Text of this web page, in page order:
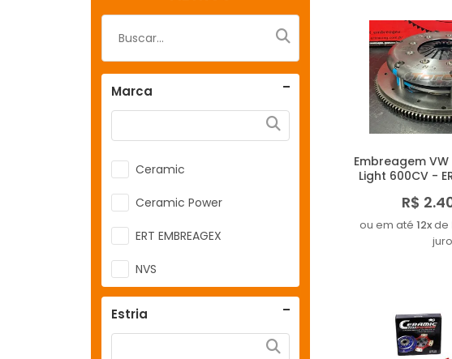
Marca
Ceramic
Ceramic Power
ERT EMBREAGEX
NVS
RGTX
TDR
Estria
Embreagem
Light 600CV -
R$
ou em até 12xde